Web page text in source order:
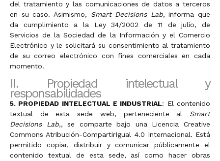
del tratamiento y las comunicaciones de datos a terceros
en su caso. Asimismo, Smart Decisions Lab, informa que
da cumplimiento a la Ley 34/2002 de 11 de julio, de
Servicios de la Sociedad de la Información y el Comercio
Electrónico y le solicitará su consentimiento al tratamiento
de su correo electrónico con fines comerciales en cada
momento.
II. Propiedad intelectual y
responsabilidades
5. PROPIEDAD INTELECTUAL E INDUSTRIAL: El contenido
textual de esta sede web, perteneciente al Smart
Decisions Lab,, se comparte bajo una Licencia Creative
Commons Atribución-CompartirIgual 4.0 Internacional. Está
permitido copiar, distribuir y comunicar públicamente el
contenido textual de esta sede, así como hacer obras